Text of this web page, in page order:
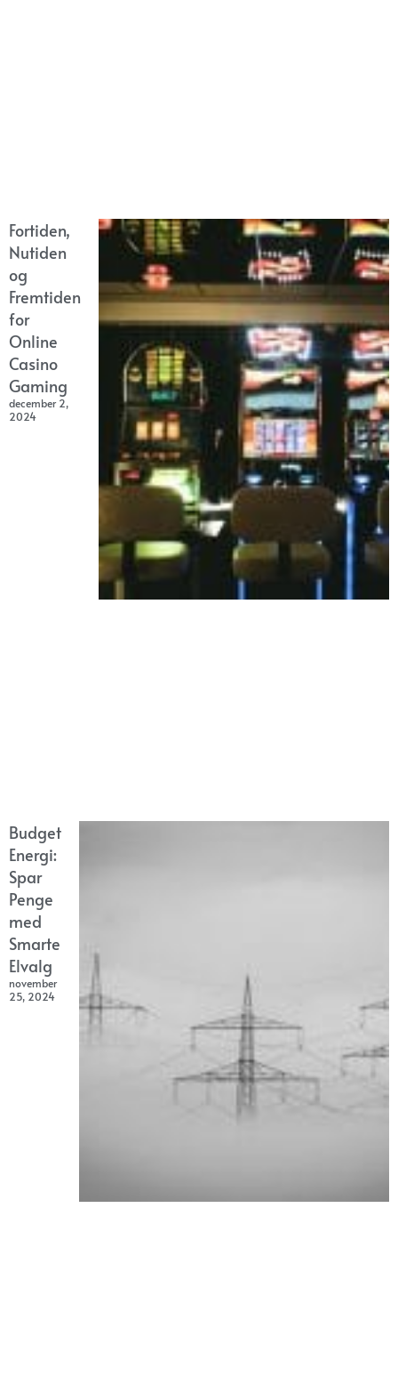
Fortiden,
Nutiden
og
Fremtiden
for
Online
Casino
Gaming
december 2,
2024
Budget
Energi:
Spar
Penge
med
Smarte
Elvalg
november
25, 2024